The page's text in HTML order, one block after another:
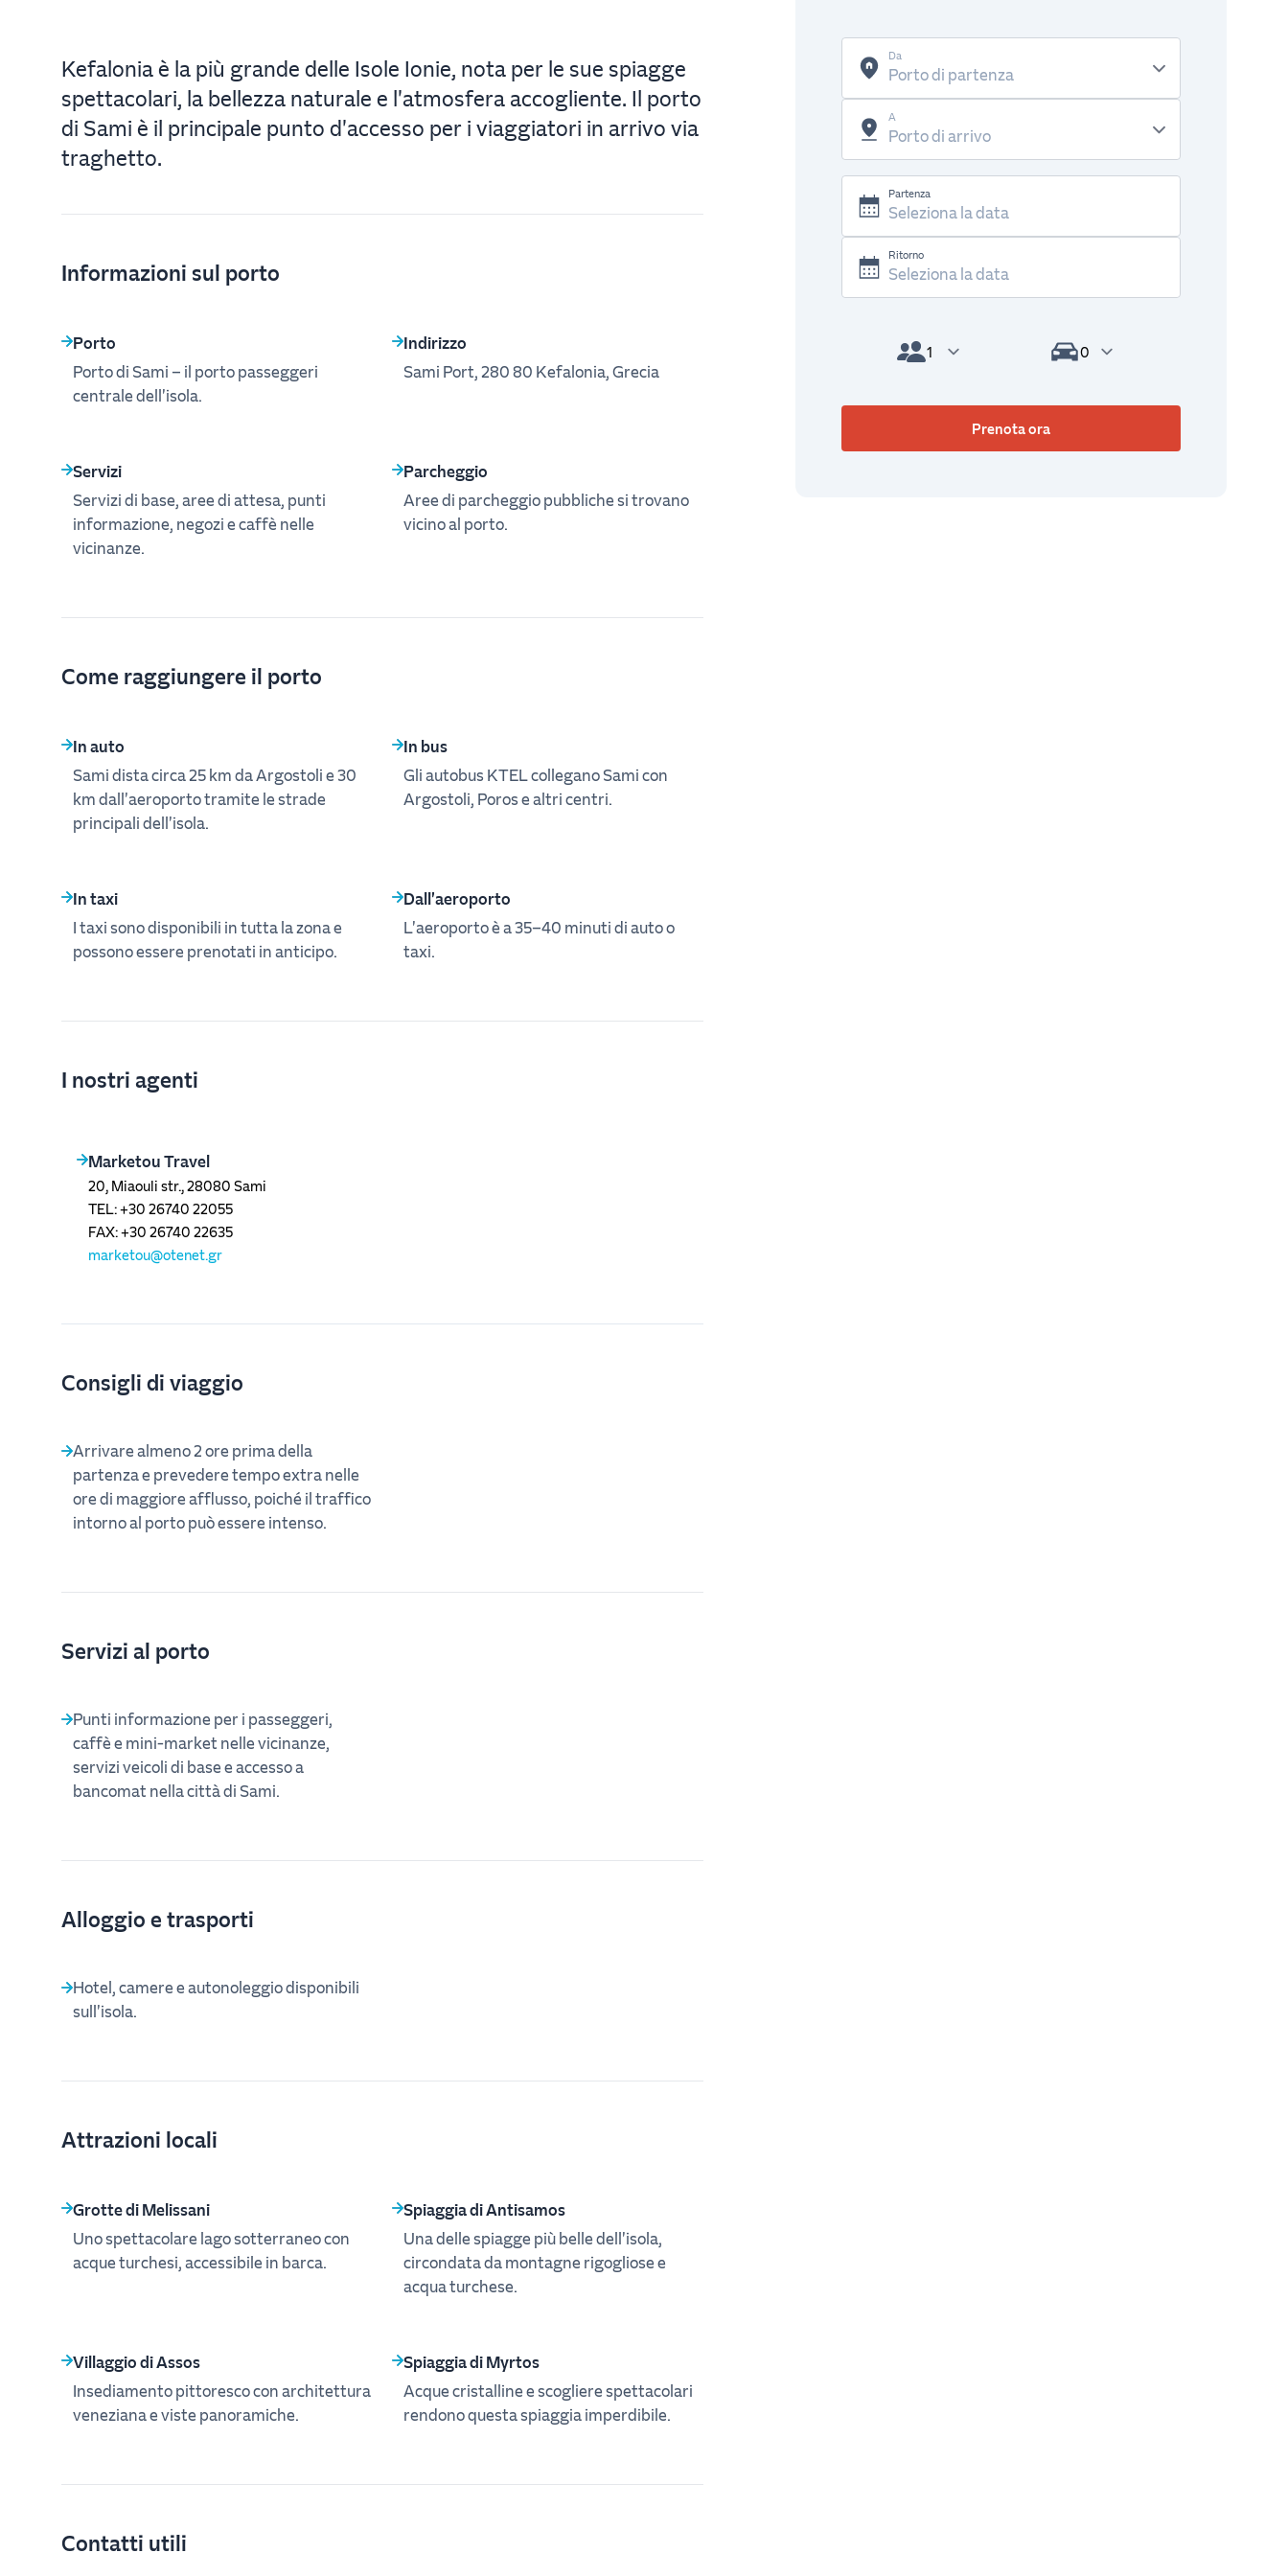
Kefalonia è la più grande delle Isole Ionie, nota per le sue spiagge
spettacolari, la bellezza naturale e l'atmosfera accogliente. Il porto
di Sami è il principale punto d'accesso per i viaggiatori in arrivo via
traghetto.
Informazioni sul porto
Porto
Porto di Sami – il porto passeggeri
centrale dell'isola.
Indirizzo
Sami Port, 280 80 Kefalonia, Grecia
Servizi
Servizi di base, aree di attesa, punti
informazione, negozi e caffè nelle
vicinanze.
Parcheggio
Aree di parcheggio pubbliche si trovano
vicino al porto.
Come raggiungere il porto
In auto
Sami dista circa 25 km da Argostoli e 30
km dall'aeroporto tramite le strade
principali dell'isola.
In bus
Gli autobus KTEL collegano Sami con
Argostoli, Poros e altri centri.
In taxi
I taxi sono disponibili in tutta la zona e
possono essere prenotati in anticipo.
Dall'aeroporto
L'aeroporto è a 35–40 minuti di auto o
taxi.
I nostri agenti
Marketou Travel
20, Miaouli str., 28080 Sami
TEL: +30 26740 22055
FAX: +30 26740 22635
marketou@otenet.gr
Consigli di viaggio
Arrivare almeno 2 ore prima della
partenza e prevedere tempo extra nelle
ore di maggiore afflusso, poiché il traffico
intorno al porto può essere intenso.
Servizi al porto
Punti informazione per i passeggeri,
caffè e mini‑market nelle vicinanze,
servizi veicoli di base e accesso a
bancomat nella città di Sami.
Alloggio e trasporti
Hotel, camere e autonoleggio disponibili
sull'isola.
Attrazioni locali
Grotte di Melissani
Uno spettacolare lago sotterraneo con
acque turchesi, accessibile in barca.
Spiaggia di Antisamos
Una delle spiagge più belle dell'isola,
circondata da montagne rigogliose e
acqua turchese.
Villaggio di Assos
Insediamento pittoresco con architettura
veneziana e viste panoramiche.
Spiaggia di Myrtos
Acque cristalline e scogliere spettacolari
rendono questa spiaggia imperdibile.
Contatti utili
Da
A
Partenza
Ritorno
Prenota ora